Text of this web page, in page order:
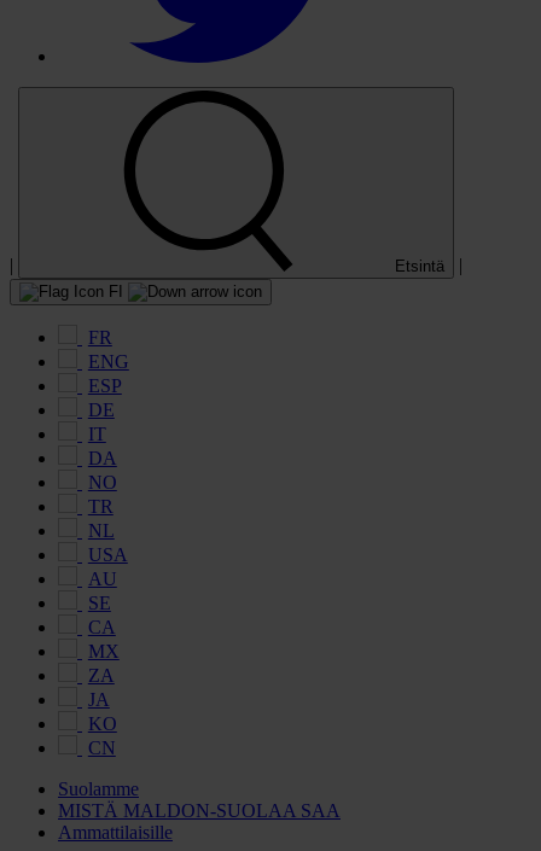
| Etsintä |
FI
FR
ENG
ESP
DE
IT
DA
NO
TR
NL
USA
AU
SE
CA
MX
ZA
JA
KO
CN
Suolamme
MISTÄ MALDON-SUOLAA SAA
Ammattilaisille